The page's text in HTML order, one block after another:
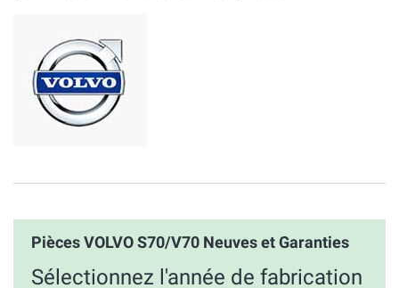
Pièces VOLVO S70/V70 Neuves et Garanties
Sélectionnez l'année de fabrication